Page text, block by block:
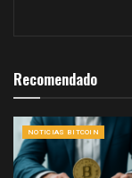
Recomendado
NOTICIAS BITCOIN